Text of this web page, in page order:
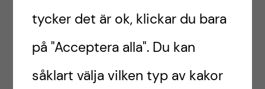
tycker det är ok, klickar du bara
på "Acceptera alla". Du kan
såklart välja vilken typ av kakor